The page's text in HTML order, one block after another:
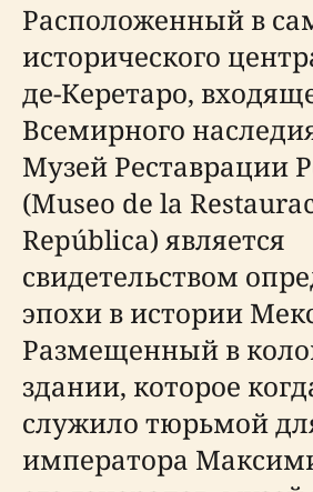
Расположенный в
исторического
де-Керетаро,
Всемирного
Музей Реставрации
(Museo de la
República) является
свидетельством
эпохи в истории
Размещенный в
здании, которое
служило тюрьмой
императора